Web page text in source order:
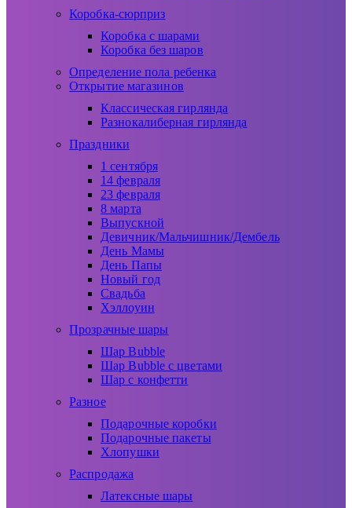
Коробка-сюрприз
Коробка с шарами
Коробка без шаров
Определение пола ребенка
Открытие магазинов
Классическая гирлянда
Разнокалиберная гирлянда
Праздники
1 сентября
14 февраля
23 февраля
8 марта
Выпускной
Девичник/Мальчишник/Дембель
День Мамы
День Папы
Новый год
Свадьба
Хэллоуин
Прозрачные шары
Шар Bubble
Шар Bubble с цветами
Шар с конфетти
Разное
Подарочные коробки
Подарочные пакеты
Хлопушки
Распродажа
Латексные шары